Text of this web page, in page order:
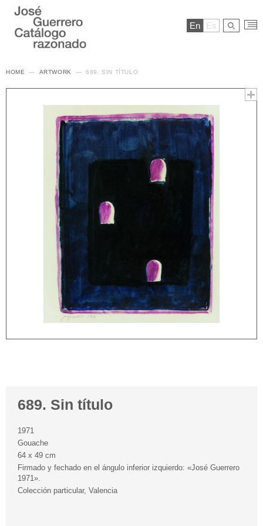
En Es
HOME ARTWORK 689. SIN TÍTULO
689. Sin título
1971
Gouache
64 x 49 cm
Firmado y fechado en el ángulo inferior izquierdo: «José Guerrero
1971».
Colección particular, Valencia